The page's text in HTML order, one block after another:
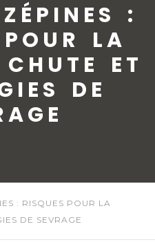
:
LA
ET
DE
: RISQUES POUR LA
DE SEVRAGE